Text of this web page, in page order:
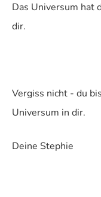
Das Universum hat
dir.
Vergiss nicht - du
Universum in dir.
Deine Stephie